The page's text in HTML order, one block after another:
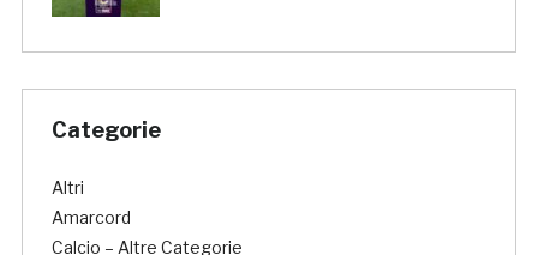
Categorie
Altri
Amarcord
Calcio – Altre Categorie